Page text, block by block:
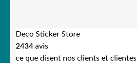
Deco Sticker Store
2434 avis
ce que disent nos clients et clientes